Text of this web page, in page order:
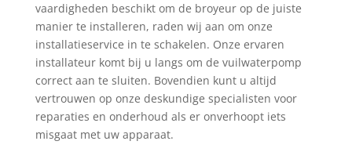
vaardigheden beschikt om de broyeur op de juiste
manier te installeren, raden wij aan om onze
installatieservice in te schakelen. Onze ervaren
installateur komt bij u langs om de vuilwaterpomp
correct aan te sluiten. Bovendien kunt u altijd
vertrouwen op onze deskundige specialisten voor
reparaties en onderhoud als er onverhoopt iets
misgaat met uw apparaat.